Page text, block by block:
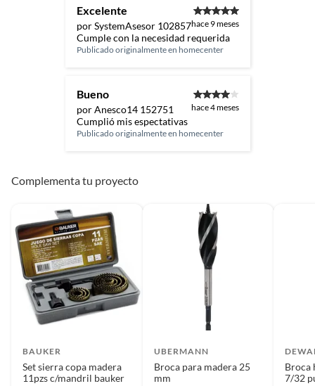
Excelente
por SystemAsesor 102857hace 9 meses
Cumple con la necesidad requerida
Publicado originalmente en homecenter
Bueno
por Anesco14 152751 hace 4 meses
Cumplió mis espectativas
Publicado originalmente en homecenter
Complementa tu proyecto
BAUKER
Set sierra copa madera
11pzs c/mandril bauker
UBERMANN
Broca para madera 25
mm
Broca
7/32